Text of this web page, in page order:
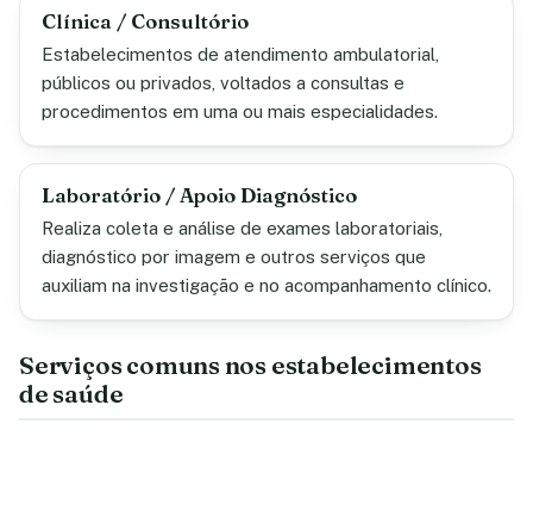
Clínica / Consultório
Estabelecimentos de atendimento ambulatorial,
públicos ou privados, voltados a consultas e
procedimentos em uma ou mais especialidades.
Laboratório / Apoio Diagnóstico
Realiza coleta e análise de exames laboratoriais,
diagnóstico por imagem e outros serviços que
auxiliam na investigação e no acompanhamento clínico.
Serviços comuns nos estabelecimentos
de saúde